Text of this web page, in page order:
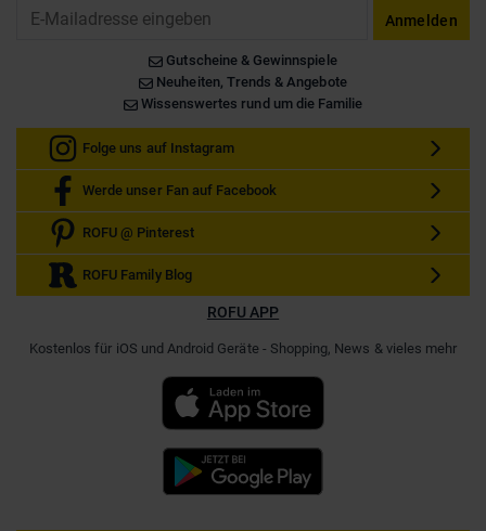
Anmelden
Gutscheine & Gewinnspiele
Neuheiten, Trends & Angebote
Wissenswertes rund um die Familie
Folge uns auf Instagram
Werde unser Fan auf Facebook
ROFU @ Pinterest
ROFU Family Blog
ROFU APP
Kostenlos für iOS und Android Geräte - Shopping, News & vieles mehr